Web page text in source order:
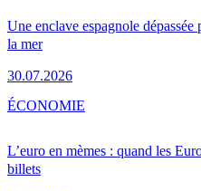
Une enclave espagnole
la mer
30.07.2026
L’euro en mèmes : quand les
billets
ÉCONOMIE